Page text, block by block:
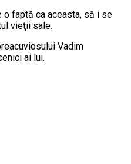
o faptă ca aceasta, să i se
vieţii sale.
Vadim
ai lui.